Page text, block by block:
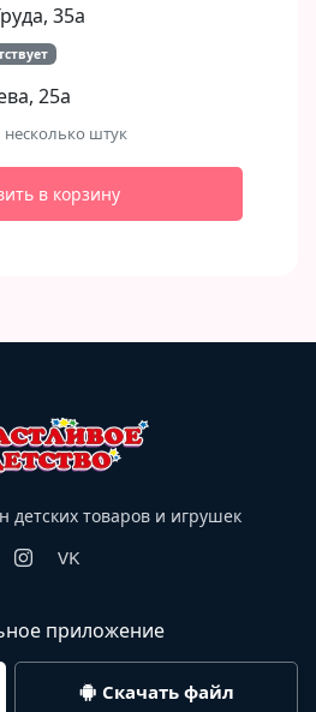
35а
25а
несколько штук
в корзину
детских товаров и игрушек
VK
приложение
Скачать файл